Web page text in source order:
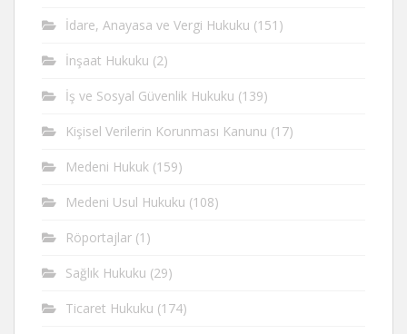
İdare, Anayasa ve Vergi Hukuku (151)
İnşaat Hukuku (2)
İş ve Sosyal Güvenlik Hukuku (139)
Kişisel Verilerin Korunması Kanunu (17)
Medeni Hukuk (159)
Medeni Usul Hukuku (108)
Röportajlar (1)
Sağlık Hukuku (29)
Ticaret Hukuku (174)